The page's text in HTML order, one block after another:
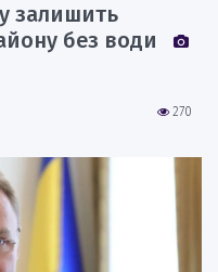
залишить
без води
270